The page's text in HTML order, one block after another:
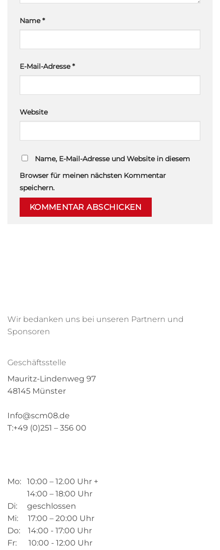
Name*
E-Mail-Adresse*
Website
Name, E-Mail-Adresse und Website in diesem
Browser für meinen nächsten Kommentar
speichern.
Wir bedanken uns bei unseren Partnern und
Sponsoren
Geschäftsstelle
Mauritz-Lindenweg 97
48145 Münster
Info@scm08.de
T:+49 (0)251 – 356 00
Mo: 10:00 – 12.00 Uhr +
14:00 – 18:00 Uhr
Di: geschlossen
Mi: 17:00 – 20:00 Uhr
Do: 14:00 - 17:00 Uhr
Fr: 10:00 - 12:00 Uhr